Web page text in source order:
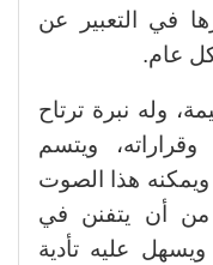
في التعبير عن
عام.
وله نبرة ترتاح
ويتسم
ويمكنه هذا الصوت
من أن يتفنن في
عليه تأدية